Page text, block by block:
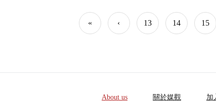
« ‹ 13 14 15
About us 關於媒觀 加